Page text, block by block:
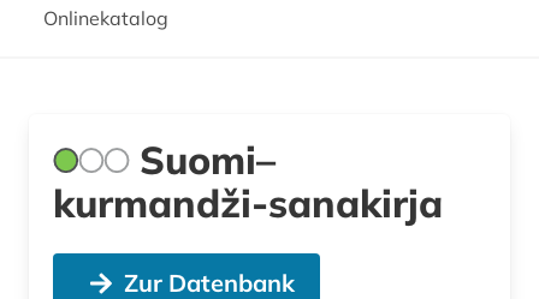
Onlinekatalog
Suomi–
kurmandži-sanakirja
Zur Datenbank